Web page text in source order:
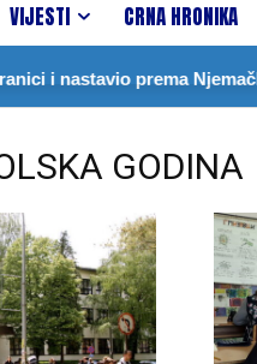
VIJESTI CRNA HRONIKA
i nastavio prema Njemačkoj
GODINA